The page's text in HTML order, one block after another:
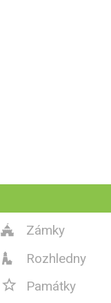
 Zámky
 Rozhledny
 Památky